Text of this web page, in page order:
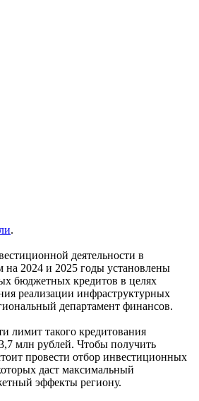
.
деятельности в
на 2024 и 2025 годы установлены
бюджетных кредитов в целях
реализации инфраструктурных
департамент финансов.
лимит такого кредитования
млн рублей. Чтобы получить
провести отбор инвестиционных
даст максимальный
эффекты региону.